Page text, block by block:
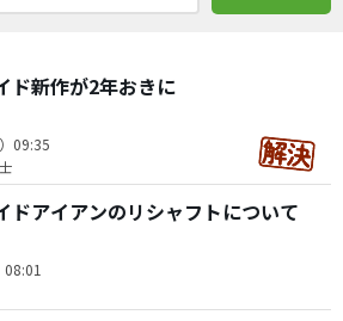
ド新作が2年おきに
09:35
ドアイアンのリシャフトについて